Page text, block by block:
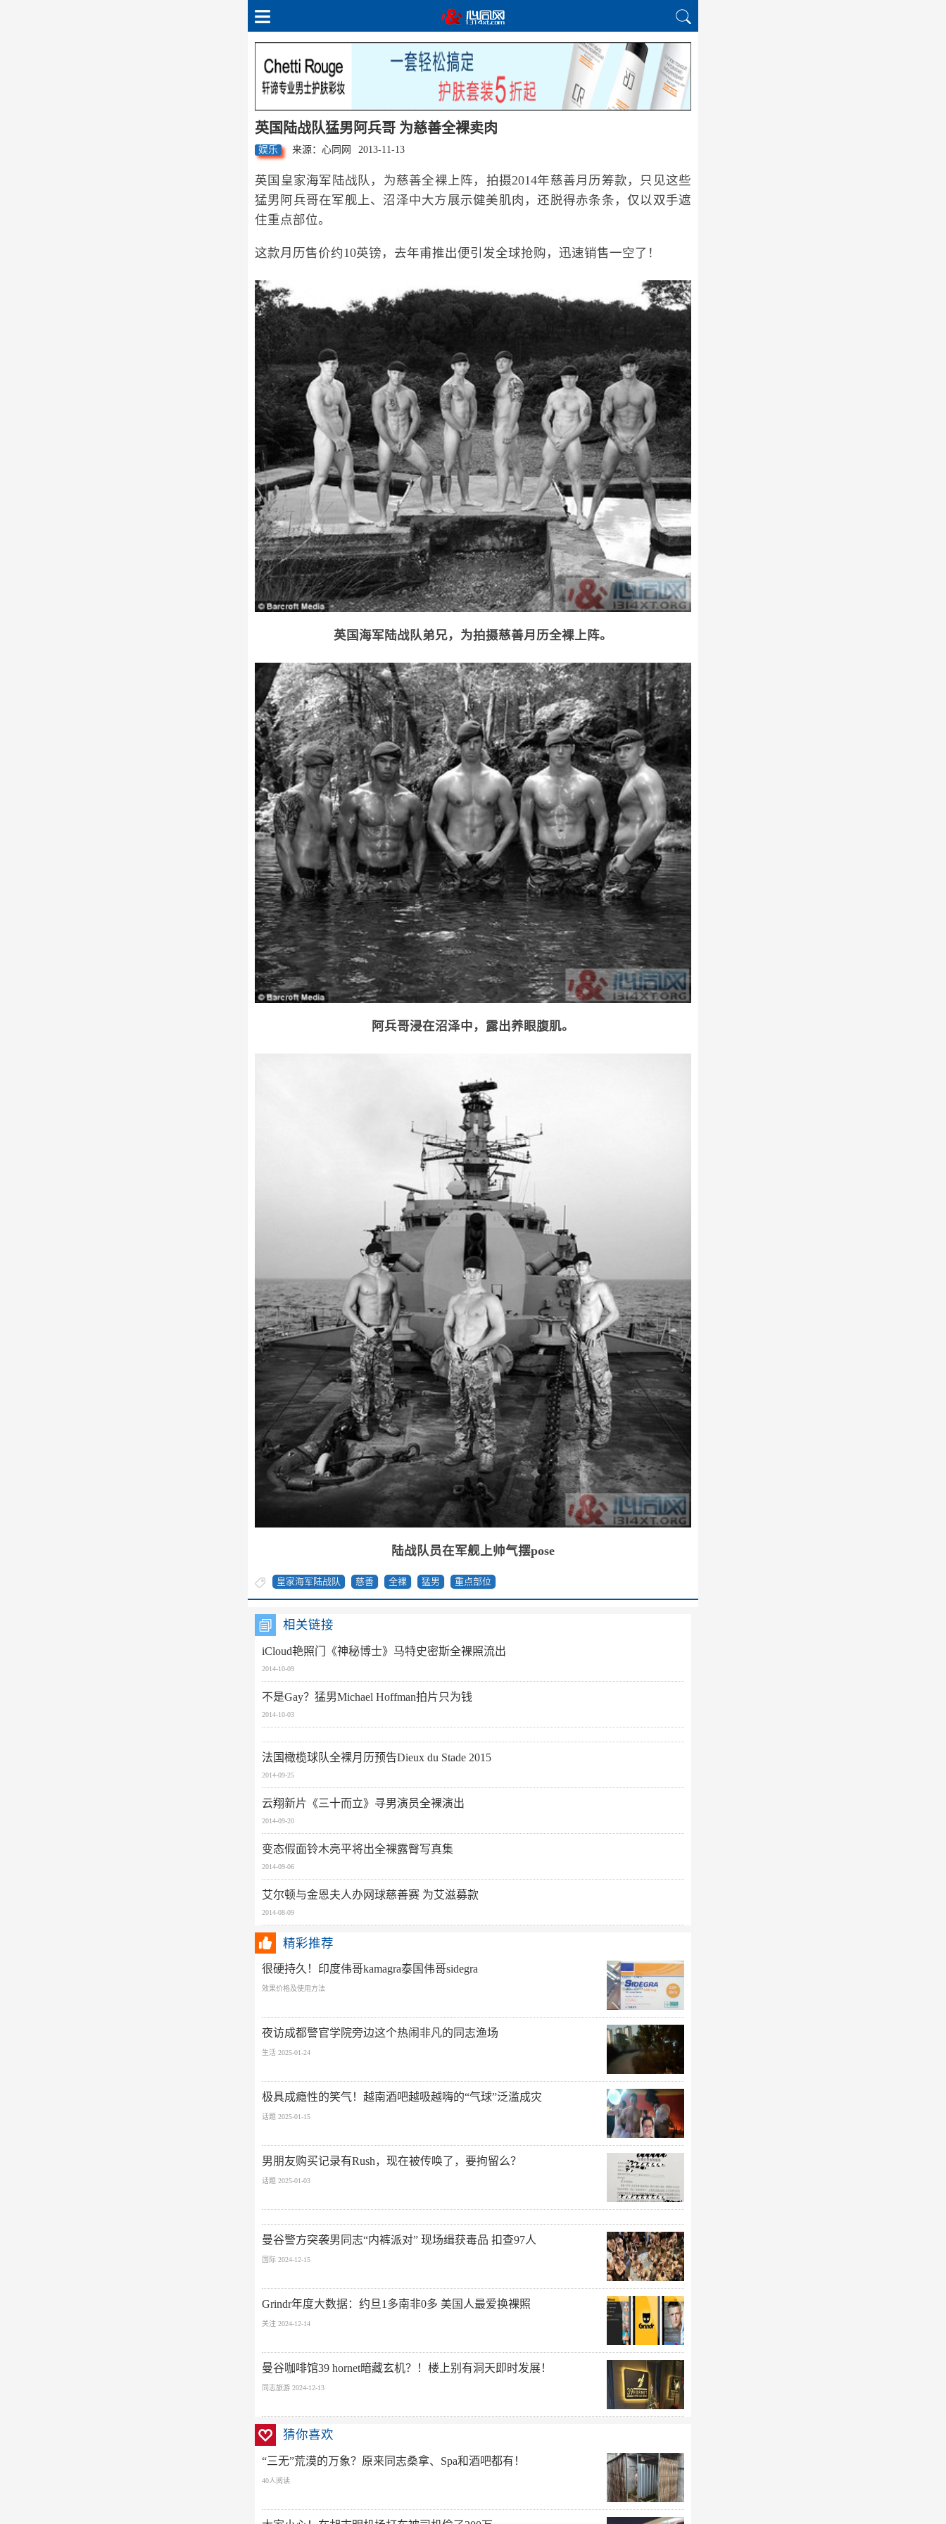
英国陆战队猛男阿兵哥 为慈善全裸卖肉
娱乐 来源：心同网 2013-11-13
英国皇家海军陆战队，为慈善全裸上阵，拍摄2014年慈善月历筹款，只见这些
猛男阿兵哥在军舰上、沼泽中大方展示健美肌肉，还脱得赤条条，仅以双手遮
住重点部位。
这款月历售价约10英镑，去年甫推出便引发全球抢购，迅速销售一空了！
英国海军陆战队弟兄，为拍摄慈善月历全裸上阵。
阿兵哥浸在沼泽中，露出养眼腹肌。
陆战队员在军舰上帅气摆pose
皇家海军陆战队 慈善 全裸 猛男 重点部位
相关链接
iCloud艳照门《神秘博士》马特史密斯全裸照流出
2014-10-09
不是Gay？猛男Michael Hoffman拍片只为钱
2014-10-03
法国橄榄球队全裸月历预告Dieux du Stade 2015
2014-09-25
云翔新片《三十而立》寻男演员全裸演出
2014-09-20
变态假面铃木亮平将出全裸露臀写真集
2014-09-06
艾尔顿与金恩夫人办网球慈善赛 为艾滋募款
2014-08-09
精彩推荐
很硬持久！印度伟哥kamagra泰国伟哥sidegra
效果价格及使用方法
夜访成都警官学院旁边这个热闹非凡的同志渔场
生活 2025-01-24
极具成瘾性的笑气！越南酒吧越吸越嗨的“气球”泛滥成灾
话题 2025-01-15
男朋友购买记录有Rush，现在被传唤了，要拘留么？
话题 2025-01-03
曼谷警方突袭男同志“内裤派对” 现场缉获毒品 扣查97人
国际 2024-12-15
Grindr年度大数据：约旦1多南非0多 美国人最爱换裸照
关注 2024-12-14
曼谷咖啡馆39 hornet暗藏玄机？！楼上别有洞天即时发展！
同志旅游 2024-12-13
猜你喜欢
“三无”荒漠的万象？原来同志桑拿、Spa和酒吧都有！
40人阅读